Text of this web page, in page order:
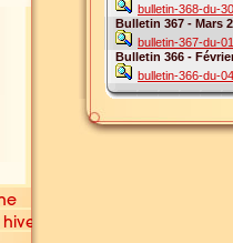
bulletin-368-du-
Bulletin 367 - Mars
bulletin-367-du-
Bulletin 366 -
bulletin-366-du-